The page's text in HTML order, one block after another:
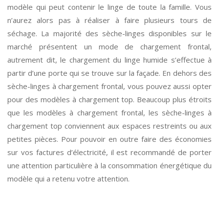
modèle qui peut contenir le linge de toute la famille. Vous
n’aurez alors pas à réaliser à faire plusieurs tours de
séchage. La majorité des sèche-linges disponibles sur le
marché présentent un mode de chargement frontal,
autrement dit, le chargement du linge humide s’effectue à
partir d’une porte qui se trouve sur la façade. En dehors des
sèche-linges à chargement frontal, vous pouvez aussi opter
pour des modèles à chargement top. Beaucoup plus étroits
que les modèles à chargement frontal, les sèche-linges à
chargement top conviennent aux espaces restreints ou aux
petites pièces. Pour pouvoir en outre faire des économies
sur vos factures d’électricité, il est recommandé de porter
une attention particulière à la consommation énergétique du
modèle qui a retenu votre attention.